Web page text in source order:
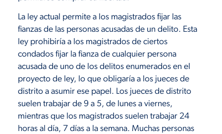
La ley actual permite a los magistrados fijar las
fianzas de las personas acusadas de un delito. Esta
ley prohibiría a los magistrados de ciertos
condados fijar la fianza de cualquier persona
acusada de uno de los delitos enumerados en el
proyecto de ley, lo que obligaría a los jueces de
distrito a asumir ese papel. Los jueces de distrito
suelen trabajar de 9 a 5, de lunes a viernes,
mientras que los magistrados suelen trabajar 24
horas al día, 7 días a la semana. Muchas personas